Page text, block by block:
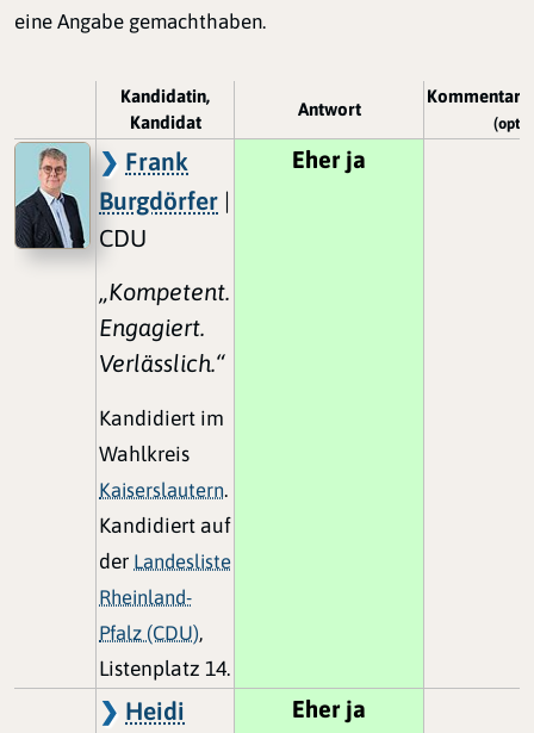
eine Angabe gemachthaben.
Kandidatin,
Kandidat
Antwort
Kommentar/
Frank
Burgdörfer |
CDU
„Kompetent.
Engagiert.
Verlässlich.“
Kandidiert im
Wahlkreis
Kaiserslautern.
Kandidiert auf
der Landesliste
Rheinland-
Pfalz (CDU),
Listenplatz 14.
Eher ja
Heidi
Eher ja